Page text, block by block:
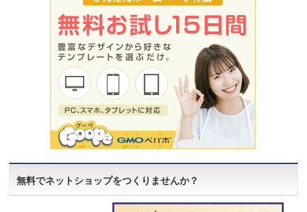
無料でネットショップをつくりませんか？